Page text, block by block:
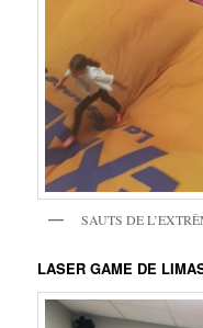
SAUTS DE
LASER GAME DE